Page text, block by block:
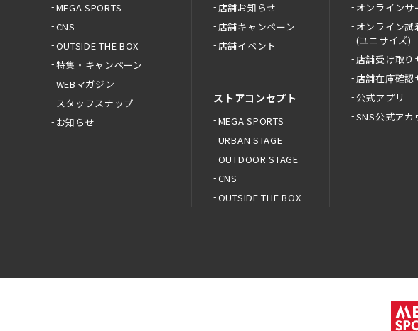
MEGA SPORTS
CNS
OUTSIDE THE BOX
特集・キャンペーン
WEBマガジン
スタッフスナップ
お知らせ
店舗お知らせ
店舗キャンペーン
店舗イベント
ストアコンセプト
MEGA SPORTS
URBAN STAGE
OUTDOOR STAGE
CNS
OUTSIDE THE BOX
オンラインサ
オンライン試
(ユニサイズ)
店舗受け取り
店舗在庫確認
公式アプリ
SNS公式アカ